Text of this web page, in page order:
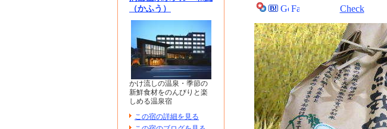
（かふう）
かけ流しの温泉・季節の
新鮮食材をのんびりと楽
しめる温泉宿
この宿の詳細を見る
Check